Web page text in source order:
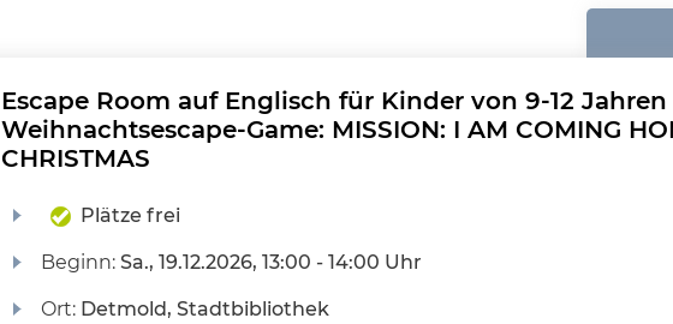
Escape Room auf Englisch für Kinder von 9-12 Jahren
Weihnachtsescape-Game: MISSION: I AM COMING
CHRISTMAS
Plätze frei
Beginn: Sa., 19.12.2026, 13:00 - 14:00 Uhr
Ort: Detmold, Stadtbibliothek